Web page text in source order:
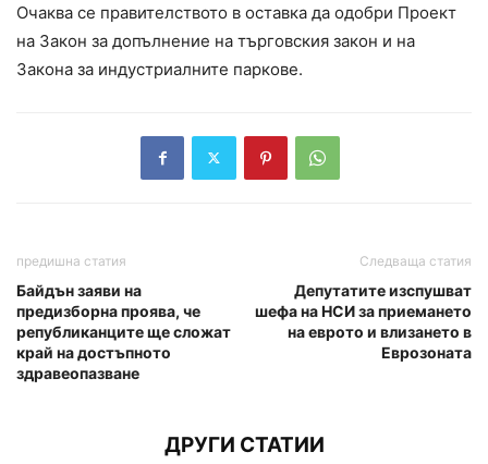
Очаква се правителството в оставка да одобри Проект
на Закон за допълнение на търговския закон и на
Закона за индустриалните паркове.
предишна статия
Байдън заяви на
предизборна проява, че
републиканците ще сложат
край на достъпното
здравеопазване
Следваща статия
Депутатите изспушват
шефа на НСИ за приемането
на еврото и влизането в
Еврозоната
ДРУГИ СТАТИИ